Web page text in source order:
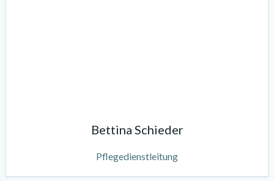
Bettina Schieder
Pflegedienstleitung